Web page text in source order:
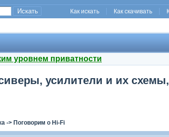
Как искать Как скачивать
уровнем приватности
усилители и их схемы,
-> Поговорим о Hi-Fi